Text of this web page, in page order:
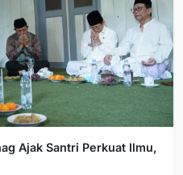
Ajak Santri Perkuat Ilmu,